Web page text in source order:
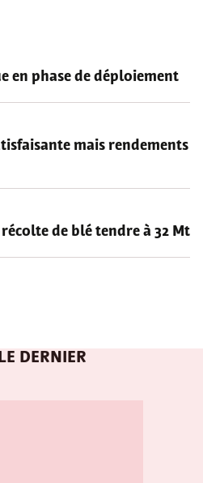
en phase de déploiement
mais rendements
de blé tendre à 32 Mt
DERNIER